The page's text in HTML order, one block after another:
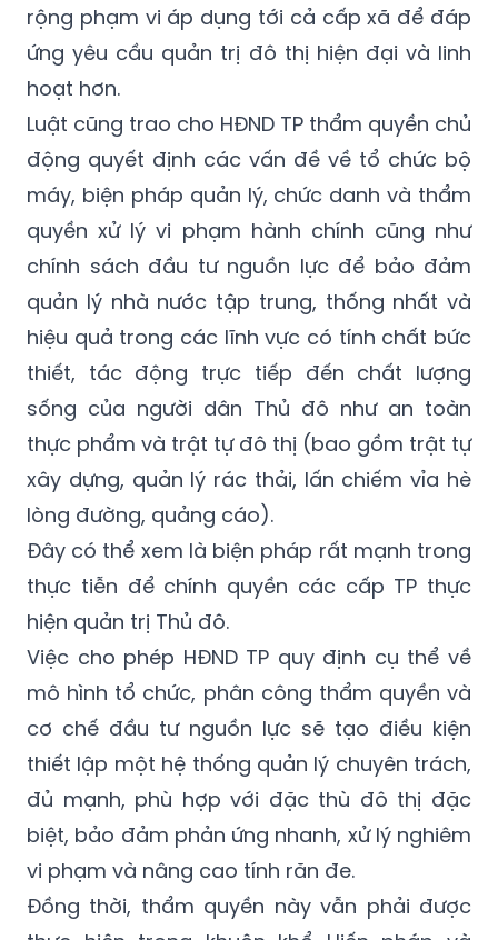
rộng phạm vi áp dụng tới cả cấp xã để đáp
ứng yêu cầu quản trị đô thị hiện đại và linh
hoạt hơn.
Luật cũng trao cho HĐND TP thẩm quyền chủ
động quyết định các vấn đề về tổ chức bộ
máy, biện pháp quản lý, chức danh và thẩm
quyền xử lý vi phạm hành chính cũng như
chính sách đầu tư nguồn lực để bảo đảm
quản lý nhà nước tập trung, thống nhất và
hiệu quả trong các lĩnh vực có tính chất bức
thiết, tác động trực tiếp đến chất lượng
sống của người dân Thủ đô như an toàn
thực phẩm và trật tự đô thị (bao gồm trật tự
xây dựng, quản lý rác thải, lấn chiếm vỉa hè
lòng đường, quảng cáo).
Đây có thể xem là biện pháp rất mạnh trong
thực tiễn để chính quyền các cấp TP thực
hiện quản trị Thủ đô.
Việc cho phép HĐND TP quy định cụ thể về
mô hình tổ chức, phân công thẩm quyền và
cơ chế đầu tư nguồn lực sẽ tạo điều kiện
thiết lập một hệ thống quản lý chuyên trách,
đủ mạnh, phù hợp với đặc thù đô thị đặc
biệt, bảo đảm phản ứng nhanh, xử lý nghiêm
vi phạm và nâng cao tính răn đe.
Đồng thời, thẩm quyền này vẫn phải được